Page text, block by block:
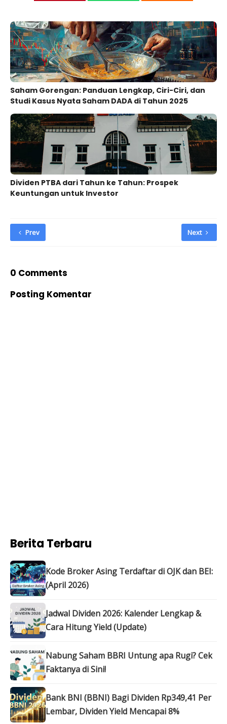
Saham Gorengan: Panduan Lengkap, Ciri-Ciri, dan
Studi Kasus Nyata Saham DADA di Tahun 2025
Dividen PTBA dari Tahun ke Tahun: Prospek
Keuntungan untuk Investor
Prev Next
0 Comments
Posting Komentar
Berita Terbaru
Kode Broker Asing Terdaftar di OJK dan BEI:
(April 2026)
Jadwal Dividen 2026: Kalender Lengkap &
Cara Hitung Yield (Update)
Nabung Saham BBRI Untung apa Rugi? Cek
Faktanya di Sini!
Bank BNI (BBNI) Bagi Dividen Rp349,41 Per
Lembar, Dividen Yield Mencapai 8%